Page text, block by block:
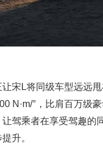
让宋L将同级车型远远
N·m/°，比肩百万级
让驾乘者在享受驾趣的
升。